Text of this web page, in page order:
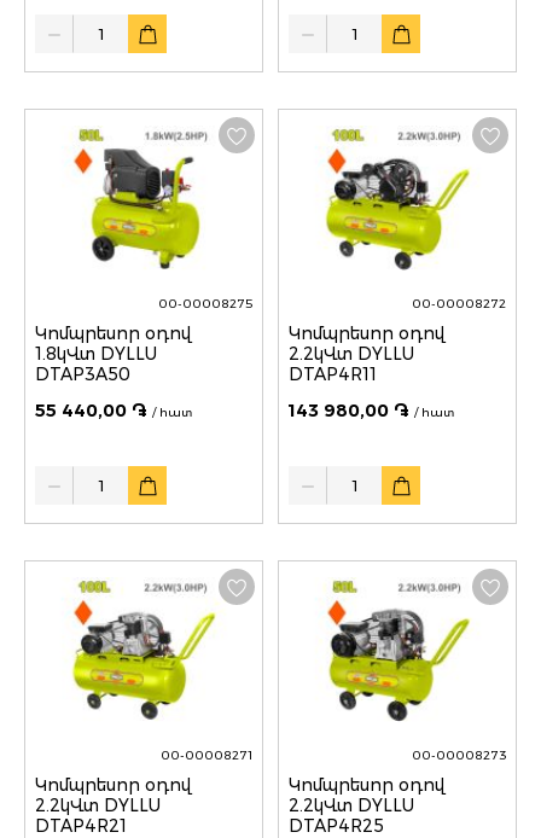
Quantity Quantity
00-00008275
Կոմպրեսոր օդով
1.8կՎտ DYLLU
DTAP3A50
55 440,00 ֏ / հատ
Quantity
00-00008272
Կոմպրեսոր օդով
2.2կՎտ DYLLU
DTAP4R11
143 980,00 ֏ / հատ
Quantity
00-00008271
Կոմպրեսոր օդով
2.2կՎտ DYLLU
DTAP4R21
00-00008273
Կոմպրեսոր օդով
2.2կՎտ DYLLU
DTAP4R25